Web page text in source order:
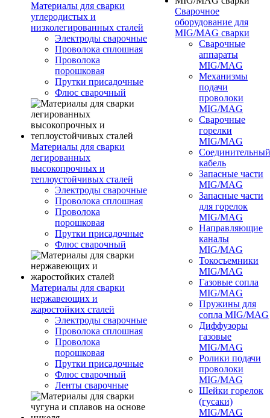
Материалы для сварки
углеродистых и
низколегированных сталей
Электроды сварочные
Проволока сплошная
Проволока
порошковая
Прутки присадочные
Флюс сварочный
Материалы для сварки
легированных
высокопрочных и
теплоустойчивых сталей
Электроды сварочные
Проволока сплошная
Проволока
порошковая
Прутки присадочные
Флюс сварочный
Материалы для сварки
нержавеющих и
жаростойких сталей
Электроды сварочные
Проволока сплошная
Проволока
порошковая
Прутки присадочные
Флюс сварочный
Ленты сварочные
Сварочное
оборудование для
MIG/MAG сварки
Сварочные
аппараты
MIG/MAG
Механизмы
подачи
проволоки
MIG/MAG
Сварочные
горелки
MIG/MAG
Соединительный
кабель
Запасные части
MIG/MAG
Запасные части
для горелок
MIG/MAG
Направляющие
каналы
MIG/MAG
Токосъемники
MIG/MAG
Газовые сопла
MIG/MAG
Пружины для
сопла MIG/MAG
Диффузоры
газовые
MIG/MAG
Ролики подачи
проволоки
MIG/MAG
Шейки горелок
(гусаки)
MIG/MAG